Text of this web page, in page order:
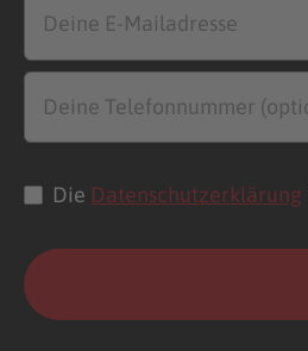
Die Datenschutzerklärung